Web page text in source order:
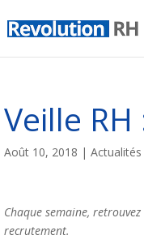
Veille
Août 10, 2018 |Actualités
Chaque semaine,
recrutement.